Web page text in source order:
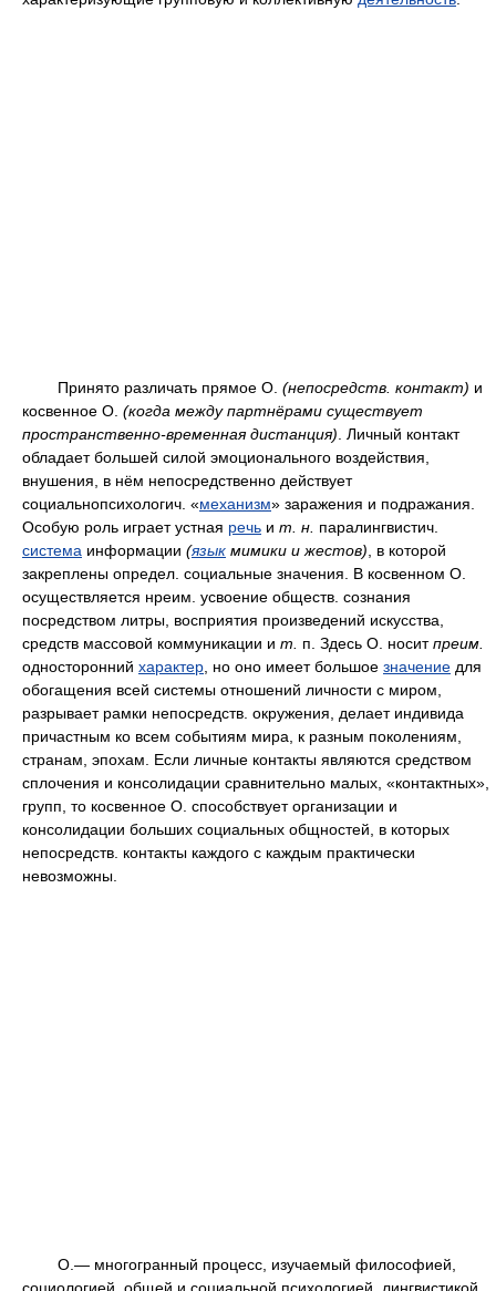
Принято различать прямое О. (непосредств. контакт) и
косвенное О. (когда между партнёрами существует
пространственно-временная дистанция) . Личный контакт
обладает большей силой эмоционального воздействия,
внушения, в нём непосредственно действует
социальнопсихологич. «механизм» заражения и подражания.
Особую роль играет устная речь и т. н. паралингвистич.
система информации (язык мимики и жестов) , в которой
закреплены определ. социальные значения. В косвенном О.
осуществляется нреим. усвоение обществ. сознания
посредством литры, восприятия произведений искусства,
средств массовой коммуникации и т. п. Здесь О. носитпреим.
односторонний характер , но оно имеет большое значение для
обогащения всей системы отношений личности с миром,
разрывает рамки непосредств. окружения, делает индивида
причастным ко всем событиям мира, к разным поколениям,
странам, эпохам. Если личные контакты являются средством
сплочения и консолидации сравнительно малых, «контактных»,
групп, то косвенное О. способствует организации и
консолидации больших социальных общностей, в которых
непосредств. контакты каждого с каждым практически
невозможны.
О.— многогранный процесс, изучаемый философией,